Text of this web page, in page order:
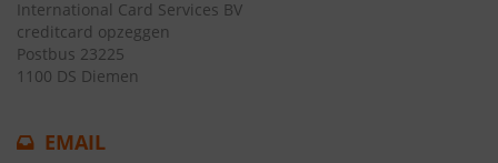
International Card Services BV
creditcard opzeggen
Postbus 23225
1100 DS Diemen
EMAIL